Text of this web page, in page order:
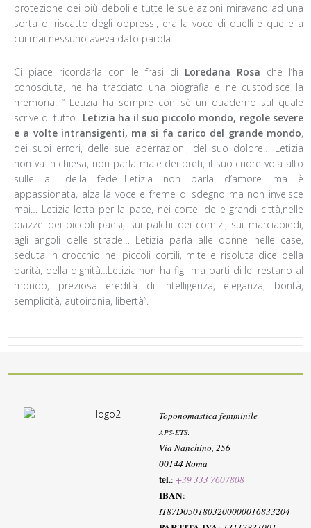
protezione dei più deboli e tutte le sue azioni miravano ad una
sorta di riscatto degli oppressi, era la voce di quelli e quelle a
cui mai nessuno aveva dato parola.
Ci piace ricordarla con le frasi di Loredana Rosa che l’ha
conosciuta, ne ha tracciato una biografia e ne custodisce la
memoria: “ Letizia ha sempre con sè un quaderno sul quale
scrive di tutto…Letizia ha il suo piccolo mondo, regole severe
e a volte intransigenti, ma si fa carico del grande mondo,
dei suoi errori, delle sue aberrazioni, del suo dolore… Letizia
non va in chiesa, non parla male dei preti, il suo cuore vola alto
sulle ali della fede…Letizia non parla d’amore ma è
appassionata, alza la voce e freme di sdegno ma non inveisce
mai… Letizia lotta per la pace, nei cortei delle grandi città,nelle
piazze dei piccoli paesi, sui palchi dei comizi, sui marciapiedi,
agli angoli delle strade… Letizia parla alle donne nelle case,
seduta in crocchio nei piccoli cortili, mite e risoluta dice della
parità, della dignità…Letizia non ha figli ma parti di lei restano al
mondo, preziosa eredità di intelligenza, eleganza, bontà,
semplicità, autoironia, libertà”.
Toponomastica femminile
APS-ETS:
Via Nanchino, 256
00144 Roma
tel.:+39 333 7607808
IBAN:
IT87D0501803200000016833204